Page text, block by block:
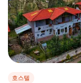
호스텔